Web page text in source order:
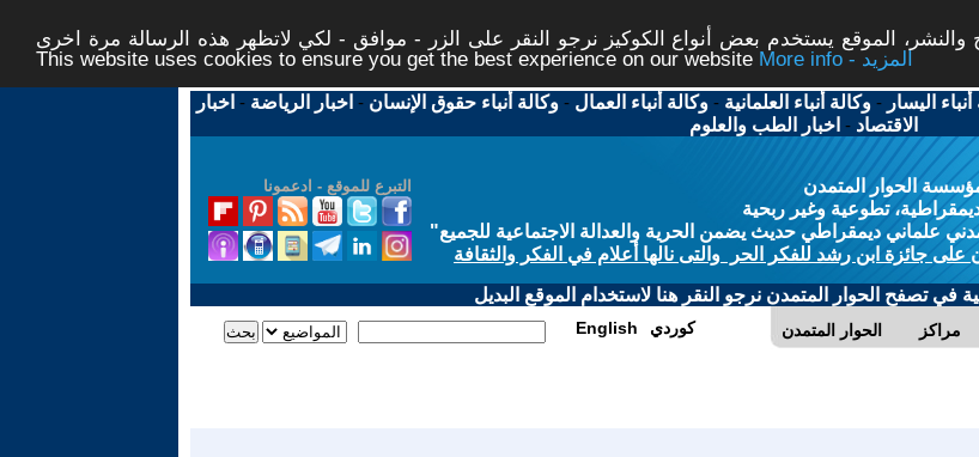
الموقع يستخدم بعض أنواع الكوكيز نرجو النقر على الزر - موافق - لكي لاتظهر هذه الرسالة مرة اخرى -
This website uses cookies to ensure you get the best experience on our website
More info - المزيد
اليسار -وكالة أنباء العلمانية -وكالة أنباء العمال -وكالة أنباء حقوق الإنسان - اخبار الرياضة - اخبار
الاقتصاد - اخبار الطب والعلوم
التبرع للموقع - ادعمونا
الحوار المتمدن
تطوعية وغير ربحية
علماني ديمقراطي حديث يضمن الحرية والعدالة الاجتماعية للجميع"
على جائزة ابن رشد للفكر الحر والتى نالها أعلام في الفكر والثقافة
في تصفح الحوار المتمدن نرجو النقر هنا لاستخدام الموقع البديل
الحوار المتمدن مراكز English كوردي